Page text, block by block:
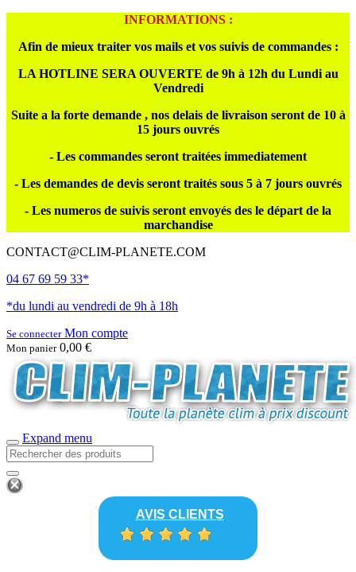
INFORMATIONS :
Afin de mieux traiter vos mails et vos suivis de commandes :
LA HOTLINE SERA OUVERTE de 9h à 12h du Lundi au
Vendredi
Suite a la forte demande , nos delais de livraison seront de 10 à
15 jours ouvrés
- Les commandes seront traitées immediatement
- Les demandes de devis seront traités sous 5 à 7 jours ouvrés
- Les numeros de suivis seront envoyés des le départ de la
marchandise
CONTACT@CLIM-PLANETE.COM
04 67 69 59 33*
*du lundi au vendredi de 9h à 18h
Se connecterMon compte
Mon panier 0,00 €
Expand menu
AVIS CLIENTS